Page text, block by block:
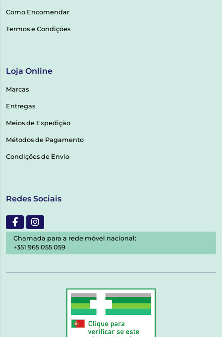
Como Encomendar
Termos e Condições
Loja Online
Marcas
Entregas
Meios de Expedição
Métodos de Pagamento
Condições de Envio
Redes Sociais
Chamada para a rede móvel nacional:
+351 965 055 059